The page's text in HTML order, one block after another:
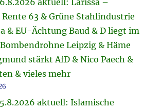
aktuell: Larissa –
63 & Grüne Stahlindustrie
& EU-Ächtung Baud & D liegt im
Leipzig & Häme
stärkt AfD & Nico Paech &
& vieles mehr
aktuell: Islamische